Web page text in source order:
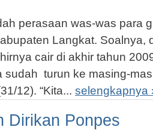
perasaan was-was para
Langkat. Soalnya,
cair di akhir tahun
sudah turun ke masing-
12). “Kita... selengkapnya
Dirikan Ponpes